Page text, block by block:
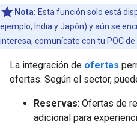
Nota: Esta función solo está
ejemplo, India y Japón) y aún se
interesa, comunícate con tu POC de
La integración de ofertas
ofertas. Según el sector,
Reservas: Ofertas de
adicional para